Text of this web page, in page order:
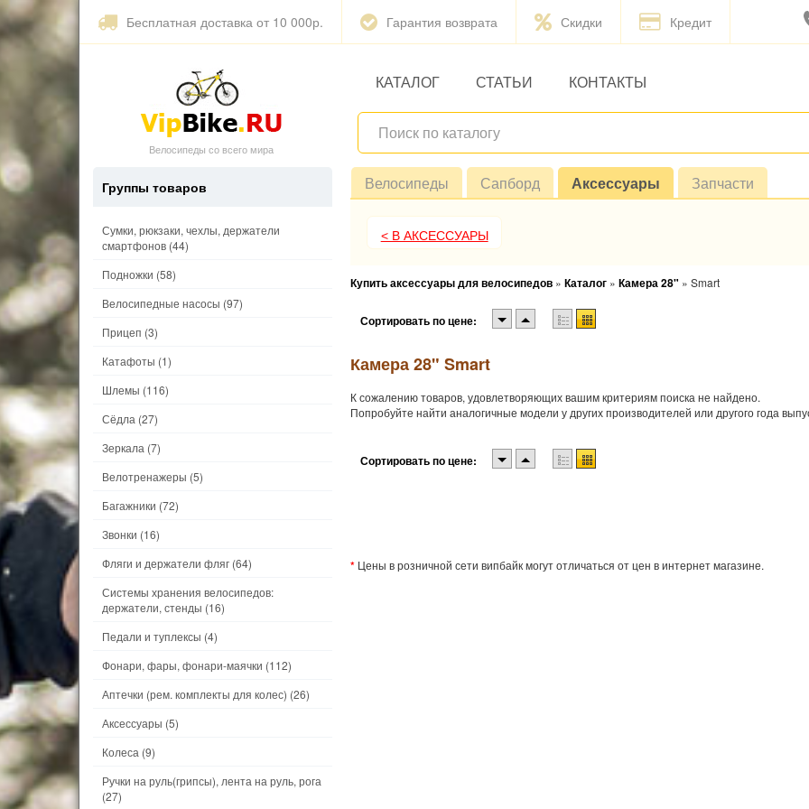
Бесплатная доставка от 10 000р. Гарантия возврата Скидки Кредит
Велосипеды со всего мира
КАТАЛОГ СТАТЬИ КОНТАКТЫ
Велосипеды Сапборд Аксессуары Запчасти
< В АКСЕССУАРЫ
Купить аксессуары для велосипедов » Каталог » Камера 28" » Smart
Сортировать по цене:
Камера 28" Smart
К сожалению товаров, удовлетворяющих вашим критериям поиска не найдено.
Попробуйте найти аналогичные модели у других производителей или другого года
Сортировать по цене:
* Цены в розничной сети випбайк могут отличаться от цен в интернет магазине.
Группы товаров
Сумки, рюкзаки, чехлы, держатели
смартфонов (44)
Подножки (58)
Велосипедные насосы (97)
Прицеп (3)
Катафоты (1)
Шлемы (116)
Сёдла (27)
Зеркала (7)
Велотренажеры (5)
Багажники (72)
Звонки (16)
Фляги и держатели фляг (64)
Системы хранения велосипедов:
держатели, стенды (16)
Педали и туплексы (4)
Фонари, фары, фонари-маячки (112)
Аптечки (рем. комплекты для колес) (26)
Аксессуары (5)
Колеса (9)
Ручки на руль(грипсы), лента на руль, рога
(27)